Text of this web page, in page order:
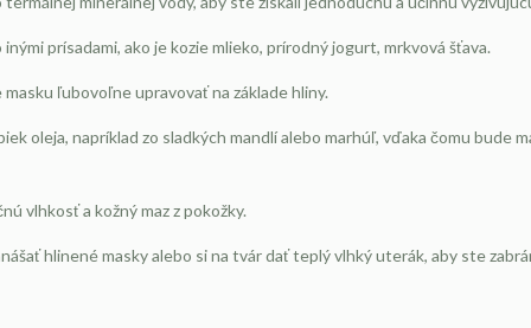
prísadami, ako je kozie mlieko, prírodný jogurt, mrkvová šťava.
ľubovoľne upravovať na základe hliny.
oleja, napríklad zo sladkých mandlí alebo marhúľ, vďaka čomu bude
vlhkosť a kožný maz z pokožky.
hlinené masky alebo si na tvár dať teplý vlhký uterák, aby ste